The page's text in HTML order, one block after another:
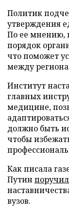
Политик
утверждения
По ее мнению,
порядок
что поможет
между
Институт
главных
медицине,
должно быть
чтобы
Как писала
Путин поручил
вузов.